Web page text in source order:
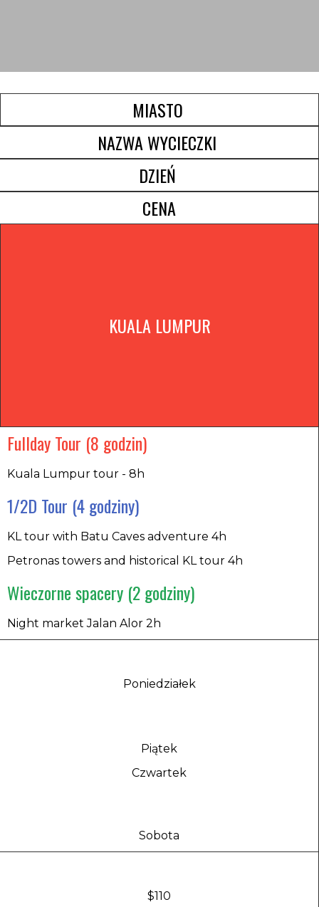
MIASTO ​
NAZWA WYCIECZKI ​
DZIEŃ ​
CENA
KUALA LUMPUR
Fullday Tour (8 godzin)
Kuala Lumpur tour - 8h
1/2D Tour (4 godziny) ​
KL tour with Batu Caves adventure 4h
Petronas towers and historical KL tour 4h
Wieczorne spacery (2 godziny) ​
Night market Jalan Alor 2h
Poniedziałek
Piątek
Czwartek
Sobota
$110